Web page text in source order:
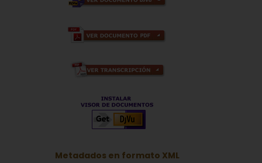
Metadados en formato XML